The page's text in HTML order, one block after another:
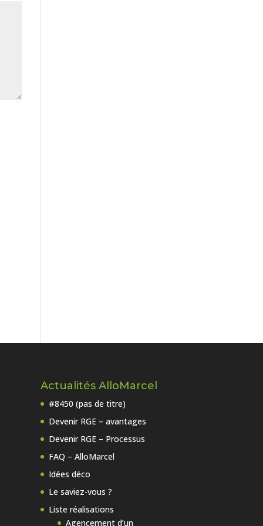
Actualités AlloMarcel
#8450 (pas de titre)
Devenir RGE – avantages
Devenir RGE – Processus
FAQ – AlloMarcel
Idées déco
Le saviez-vous ?
Liste réalisations
Agencement d’un